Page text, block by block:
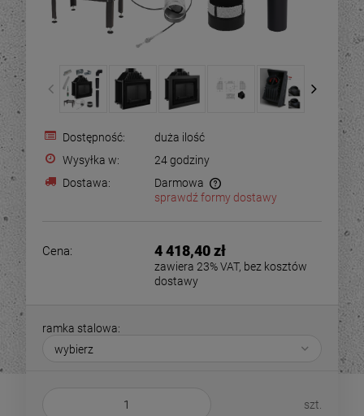
Dostępność:
duża ilość
Wysyłka w:
24 godziny
Dostawa:
Darmowa
sprawdź formy dostawy
Cena: 4 418,40 zł
zawiera 23% VAT, bez kosztów
dostawy
ramka stalowa:
szt.